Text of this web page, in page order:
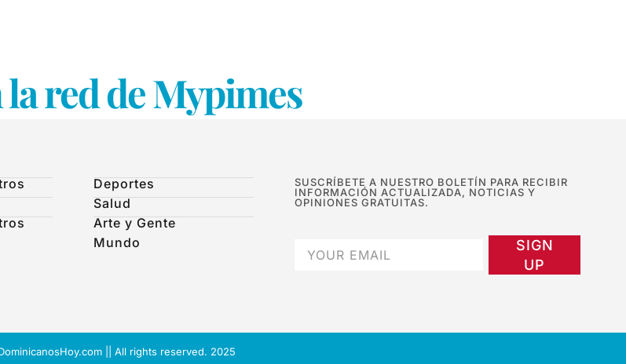
red de Mypimes
Deportes
Salud
Arte y Gente
Mundo
SUSCRÍBETE A NUESTRO BOLETÍN PARA RECIBIR
INFORMACIÓN ACTUALIZADA, NOTICIAS Y
OPINIONES GRATUITAS.
SIGN
UP
|| All rights reserved. 2025